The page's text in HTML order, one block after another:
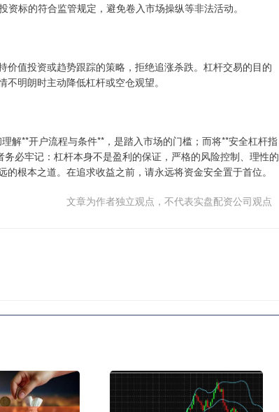
标的符合监管规定，避免卷入市场操纵等非法活动。
值投资或趋势跟踪的策略，拒绝追涨杀跌。杠杆交易的目的
明朗时主动降低杠杆或空仓观望。
解**开户流程与条件**，是踏入市场的门槛；而将**安全杠杆指
必牢记：杠杆本身不是盈利的保证，严格的风险控制、理性的
根本之道。在追求收益之前，请永远将资金安全置于首位。
文章为作者独立观点，不代表实盘配资公司观点